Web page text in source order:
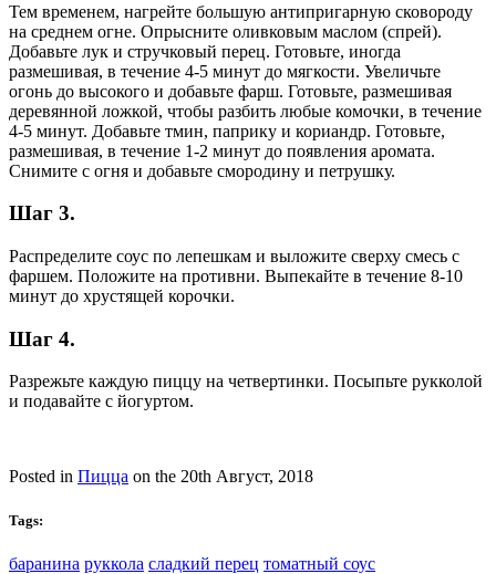
Тем временем, нагрейте большую антипригарную сковороду
на среднем огне. Опрысните оливковым маслом (спрей).
Добавьте лук и стручковый перец. Готовьте, иногда
размешивая, в течение 4-5 минут до мягкости. Увеличьте
огонь до высокого и добавьте фарш. Готовьте, размешивая
деревянной ложкой, чтобы разбить любые комочки, в течение
4-5 минут. Добавьте тмин, паприку и кориандр. Готовьте,
размешивая, в течение 1-2 минут до появления аромата.
Снимите с огня и добавьте смородину и петрушку.
Шаг 3.
Распределите соус по лепешкам и выложите сверху смесь с
фаршем. Положите на противни. Выпекайте в течение 8-10
минут до хрустящей корочки.
Шаг 4.
Разрежьте каждую пиццу на четвертинки. Посыпьте рукколой
и подавайте с йогуртом.
Posted in Пицца on the 20th Август, 2018
Tags:
баранина руккола сладкий перец томатный соус